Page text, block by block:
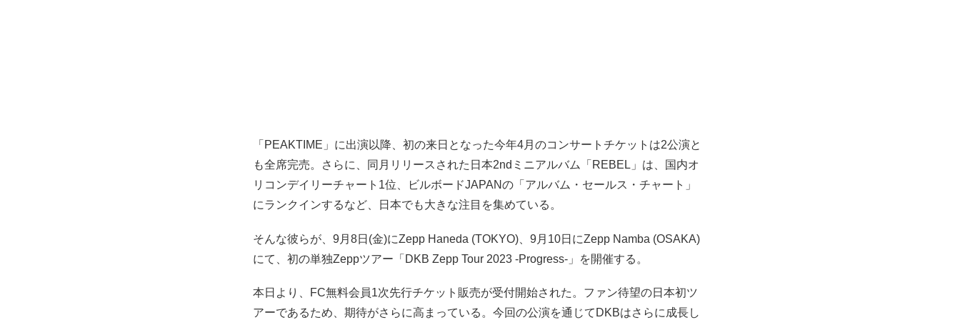
「PEAKTIME」に出演以降、初の来日となった今年4月のコンサートチケットは2公演と
も全席完売。さらに、同月リリースされた日本2ndミニアルバム「REBEL」は、国内オ
リコンデイリーチャート1位、ビルボードJAPANの「アルバム・セールス・チャート」
にランクインするなど、日本でも大きな注目を集めている。
そんな彼らが、9月8日(金)にZepp Haneda (TOKYO)、9月10日にZepp Namba (OSAKA)
にて、初の単独Zeppツアー「DKB Zepp Tour 2023 -Progress-」を開催する。
本日より、FC無料会員1次先行チケット販売が受付開始された。ファン待望の日本初ツ
アーであるため、期待がさらに高まっている。今回の公演を通じてDKBはさらに成長し